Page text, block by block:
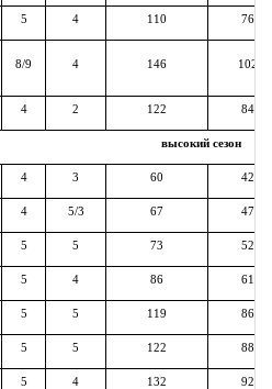
5 4 110 76
8/9 4 146 102
4 2 122 84
высокий сезон
4 3 60 42
4 5/3 67 47
5 5 73 52
5 4 86 61
5 5 119 86
5 5 122 88
5 4 132 92